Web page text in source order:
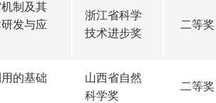
制及其
发与应
浙江省科学
技术进步奖
二等奖
的基础
山西省自然
科学奖
二等奖